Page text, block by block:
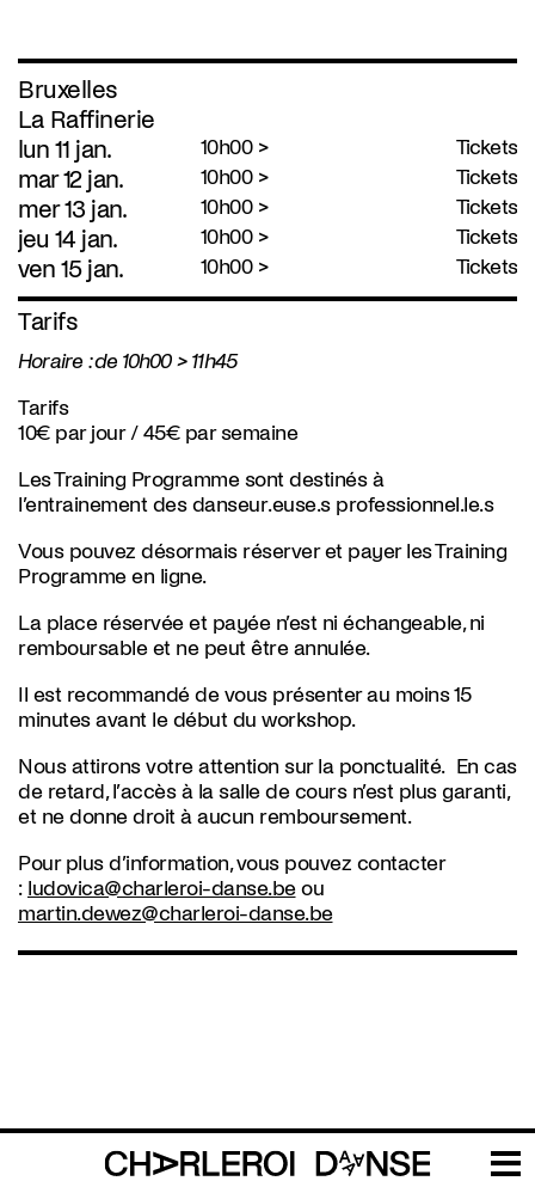
Bruxelles
La Raffinerie
lun 11 jan.
10h00 > Tickets
mar 12 jan. 10h00 > Tickets
mer 13 jan. 10h00 > Tickets
jeu 14 jan. 10h00 > Tickets
ven 15 jan. 10h00 > Tickets
Tarifs
Horaire : de 10h00 > 11h45
Tarifs
10€ par jour / 45€ par semaine
Les Training Programme sont destinés à
l’entrainement des danseur.euse.s professionnel.le.s
Vous pouvez désormais réserver et payer les Training
Programme en ligne.
La place réservée et payée n’est ni échangeable, ni
remboursable et ne peut être annulée.
Il est recommandé de vous présenter au moins 15
minutes avant le début du workshop.
Nous attirons votre attention sur la ponctualité. En cas
de retard, l’accès à la salle de cours n’est plus garanti,
et ne donne droit à aucun remboursement.
Pour plus d’information, vous pouvez contacter
: ludovica@charleroi-danse.beou
martin.dewez@charleroi-danse.be